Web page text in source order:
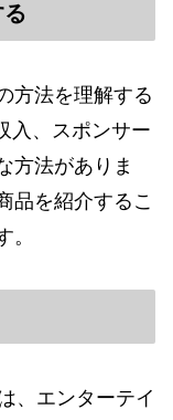
方法を理解する
入、スポンサー
方法がありま
品を紹介するこ
。
、エンターテイ